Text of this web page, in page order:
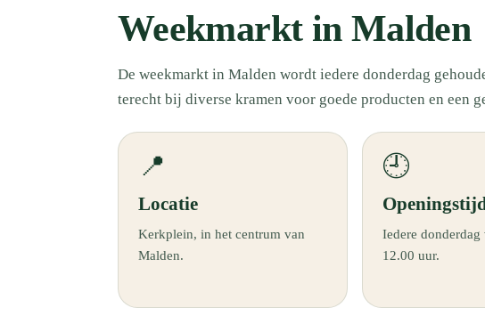
Weekmarkt in Malden
De weekmarkt in Malden wordt iedere donderdag
terecht bij diverse kramen voor goede producten en een
📍
Locatie
Kerkplein, in het centrum van
Malden.
🕘
Iedere
12.00 uur.